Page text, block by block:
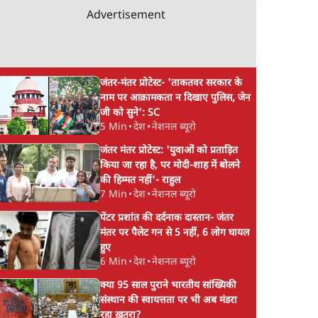
Advertisement
जंतर-मंतर प्रोटेस्ट- 'ताकतवर सरकार के
नाम पर आक्रामकता न दिखाए पुलिस, जेन
जी को सुने': SC
5 Min •देश•नेशनल ब्यूरो
जंतर मंतर प्रोटेस्ट: 'युवाओं को प्रताड़ित
किया जा रहा है, पर मोदी-शाह में बोलने
की हिम्मत नहीं'- राहुल
7 Min •देश•नेशनल ब्यूरो
पेंटर प्रशांत की दर्दनाक दास्तान- जंतर
मंतर पर पैलेट गन से 5 नहीं, 6 लोग घायल
हुए
6 Min •देश•नेशनल ब्यूरो
क्या 95 साल पुराने भारतीय सांख्यिकी
संस्थान की स्वायत्तता पर भी अब मंडरा